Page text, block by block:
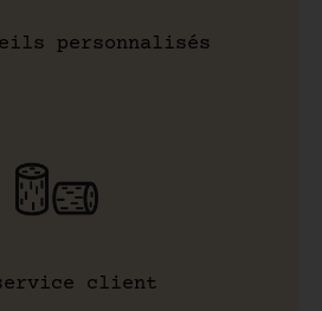
personnalisés
client